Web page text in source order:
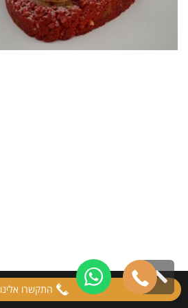
גלילה
לראש התקשרו אלינו